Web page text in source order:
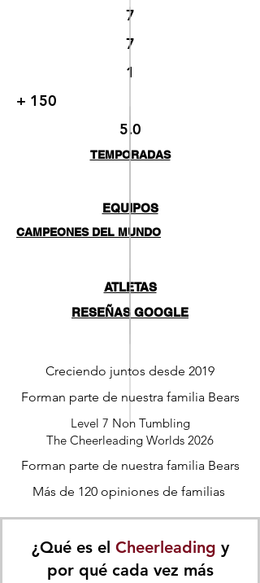
7
7
1
+ 150
5.0
TEMPORADAS
EQUIPOS
CAMPEONES DEL MUNDO
ATLETAS
RESEÑAS GOOGLE
Creciendo juntos desde 2019
Forman parte de nuestra familia Bears
Level 7 Non Tumbling
The Cheerleading Worlds 2026
Forman parte de nuestra familia Bears
Más de 120 opiniones de familias
¿Qué es el Cheerleading y
por qué cada vez más